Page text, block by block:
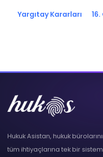
Yargıtay Kararları
Hukuk Asistan, hukuk
tüm ihtiyaçlarına tek bir